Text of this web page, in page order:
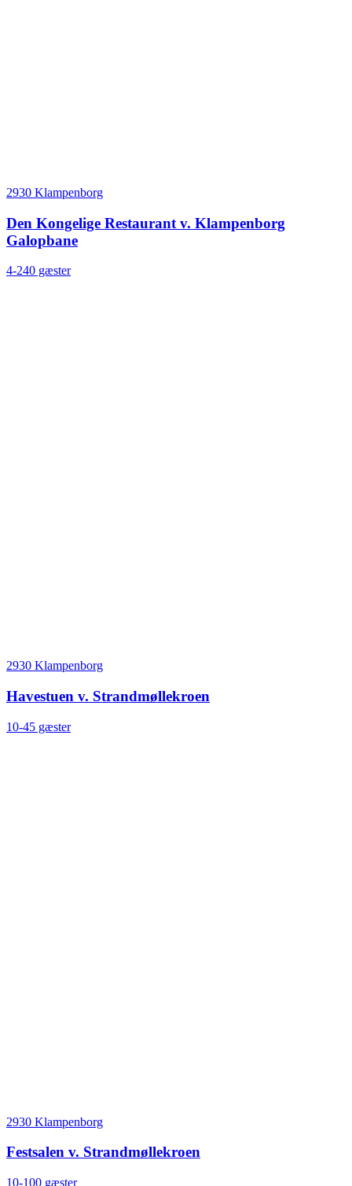
2930 Klampenborg
Den Kongelige Restaurant v. Klampenborg
Galopbane
4-240 gæster
2930 Klampenborg
Havestuen v. Strandmøllekroen
10-45 gæster
2930 Klampenborg
Festsalen v. Strandmøllekroen
10-100 gæster